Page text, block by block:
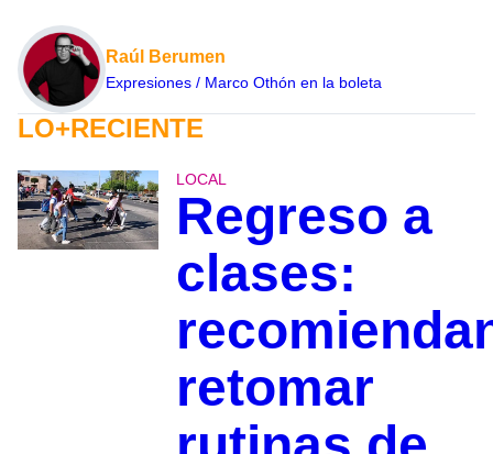
Raúl Berumen
Expresiones / Marco Othón en la boleta
LO+RECIENTE
LOCAL
Regreso a
clases:
retomar